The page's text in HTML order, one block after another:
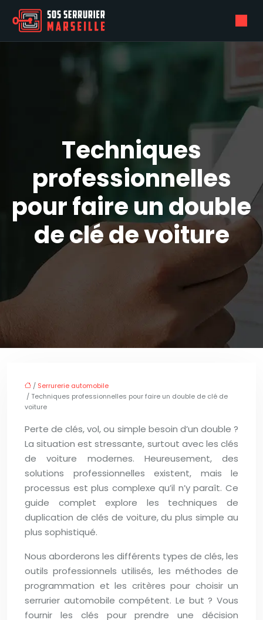
Techniques
professionnelles
pour faire un double
de clé de voiture
/ Serrurerie automobile
/ Techniques professionnelles pour faire un double de clé de
voiture
Perte de clés, vol, ou simple besoin d’un double ?
La situation est stressante, surtout avec les clés
de voiture modernes. Heureusement, des
solutions professionnelles existent, mais le
processus est plus complexe qu’il n’y paraît. Ce
guide complet explore les techniques de
duplication de clés de voiture, du plus simple au
plus sophistiqué.
Nous aborderons les différents types de clés, les
outils professionnels utilisés, les méthodes de
programmation et les critères pour choisir un
serrurier automobile compétent. Le but ? Vous
fournir les clés pour prendre une décision